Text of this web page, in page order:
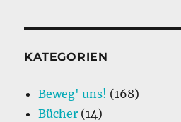
KATEGORIEN
Beweg' uns! (168)
Bücher (14)